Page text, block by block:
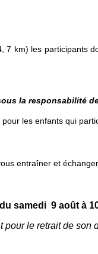
7 km) les participants
la responsabilité
les enfants qui
entraîner et
samedi 9 août à
pour le retrait de son